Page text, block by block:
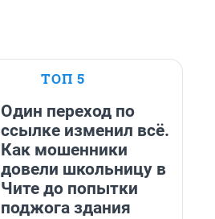
ТОП 5
Один переход по
ссылке изменил всё.
Как мошенники
довели школьницу в
Чите до попытки
поджога здания